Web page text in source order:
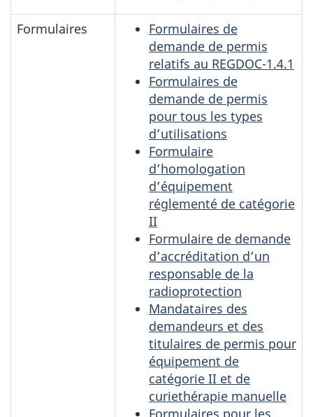
Formulaires
Formulaires de
demande de permis
relatifs au REGDOC-1.4.1
Formulaires de
demande de permis
pour tous les types
d’utilisations
Formulaire
d’homologation
d’équipement
réglementé de catégorie
II
Formulaire de demande
d’accréditation d’un
responsable de la
radioprotection
Mandataires des
demandeurs et des
titulaires de permis pour
équipement de
catégorie II et de
curiethérapie manuelle
Formulaires pour les